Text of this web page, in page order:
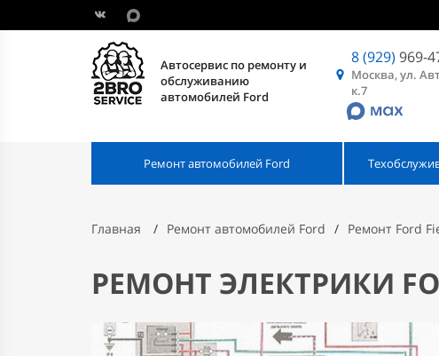
Автосервис по ремонту и
обслуживанию
автомобилей Ford
8 (929) 969-
Москва, ул.
к.7
Ремонт автомобилей Ford
Главная Ремонт автомобилей Ford Ремонт Ford
РЕМОНТ ЭЛЕКТРИКИ